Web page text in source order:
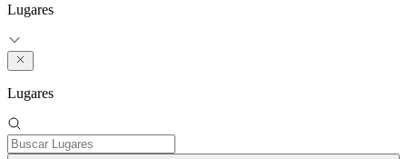
Lugares
Lugares